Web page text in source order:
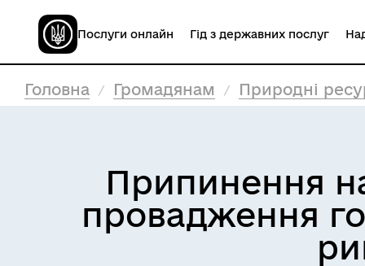
Послуги онлайн Гід з державних послуг
Головна Громадянам Природні
Припинення на
провадження